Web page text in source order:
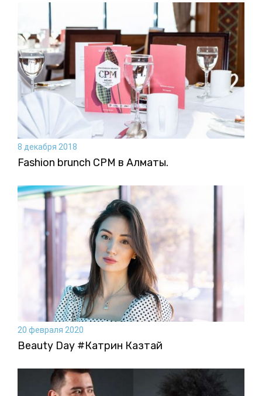
8 декабря 2018
Fashion brunch CPM в Алматы.
20 февраля 2020
Beauty Day #Катрин Казтай